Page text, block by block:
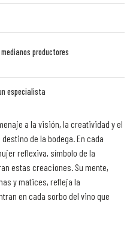
productores
especialista
a la visión, la creatividad y el
de la bodega. En cada
reflexiva, símbolo de la
estas creaciones. Su mente,
y matices, refleja la
en cada sorbo del vino que